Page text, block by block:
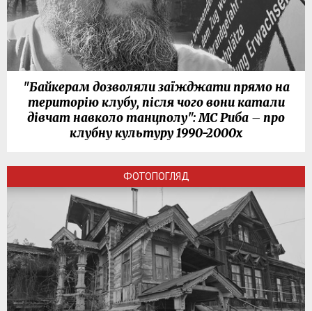
"Байкерам дозволяли заїжджати прямо на
територію клубу, після чого вони катали
дівчат навколо танцполу": МС Риба – про
клубну культуру 1990-2000х
ФОТОПОГЛЯД